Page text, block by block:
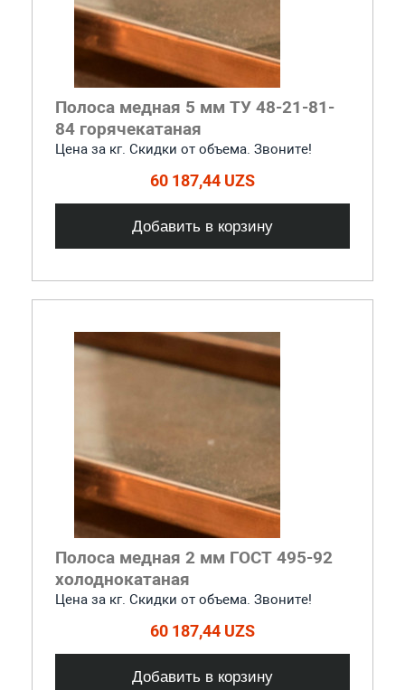
Полоса медная 5 мм ТУ 48-21-81-
84 горячекатаная
Цена за кг. Скидки от объема. Звоните!
60 187,44 UZS
Добавить в корзину
Полоса медная 2 мм ГОСТ 495-92
холоднокатаная
Цена за кг. Скидки от объема. Звоните!
60 187,44 UZS
Добавить в корзину